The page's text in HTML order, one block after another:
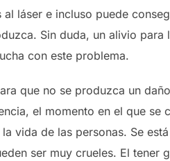
láser e incluso puede
Sin duda, un alivio para
con este problema.
que no se produzca un
el momento en el que se
vida de las personas. Se
ser muy crueles. El tener